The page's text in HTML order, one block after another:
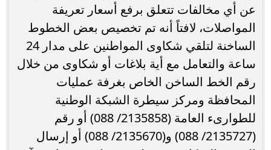
عن أي مخالفات تتعلق برفع أسعار تعريفة
المواصلات، لافتاً أنه تم تخصيص بعض الخطوط
الساخنة لتلقي شكاوى المواطنين على مدار 24
ساعة والتعامل مع أية بلاغات أو شكاوى من خلال
رقم الخط الساخن الخاص بغرفة عمليات
المحافظة ومركز سيطرة الشبكة الوطنية
للطوارىء العامة (2135858/ 088) أو رقم
(2135727/ 088) و(2135670/ 088) أو إرسال